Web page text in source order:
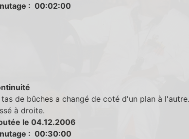
: 00:02:00
tas de bûches a changé de coté d'un plan à
à droite.
le 04.12.2006
: 00:30:00